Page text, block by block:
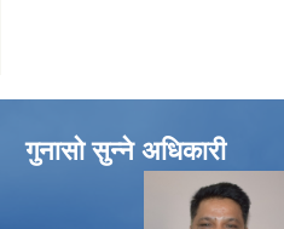
गुनासो सुन्ने अधिकारी